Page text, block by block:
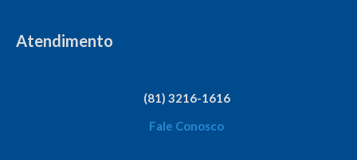
Atendimento
(81) 3216-1616
Fale Conosco